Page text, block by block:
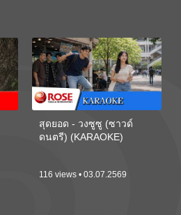
สุดยอด - วงซูซู (ซาวด์
ดนตรี) (KARAOKE)
116 views • 03.07.2569